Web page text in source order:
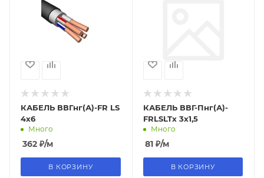
КАБЕЛЬ ВВГнг(А)-FR LS
4х6
Много
362 ₽/м
В КОРЗИНУ
КАБЕЛЬ ВВГ-Пнг(А)-
FRLSLTx 3х1,5
Много
81₽/м
В КОРЗИНУ